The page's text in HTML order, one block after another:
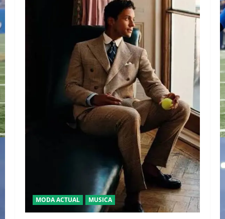
MODA ACTUAL MUSICA